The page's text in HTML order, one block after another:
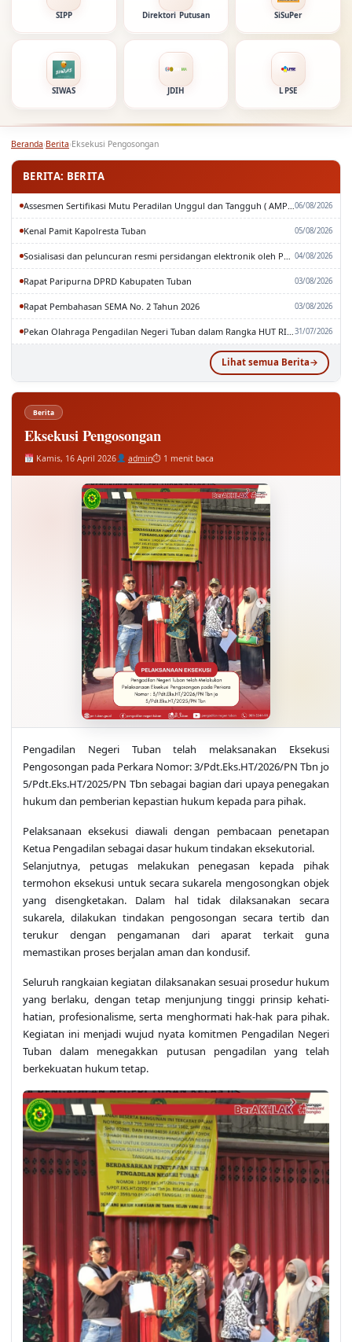
SIPP Direktori Putusan SiSuPer
SIWAS JDIH LPSE
Beranda›Berita›Eksekusi Pengosongan
BERITA: BERITA
06/08/2026
Kenal Pamit Kapolresta Tuban 05/08/2026
04/08/2026
Rapat Paripurna DPRD Kabupaten Tuban 03/08/2026
Rapat Pembahasan SEMA No. 2 Tahun 2026 03/08/2026
31/07/2026
Lihat semua Berita
Berita
Eksekusi Pengosongan
Kamis, 16 April 2026 admin⏱ 1 menit baca
Pengadilan Negeri Tuban telah melaksanakan Eksekusi
Pengosongan pada Perkara Nomor: 3/Pdt.Eks.HT/2026/PN Tbn jo
5/Pdt.Eks.HT/2025/PN Tbn sebagai bagian dari upaya penegakan
hukum dan pemberian kepastian hukum kepada para pihak.
Pelaksanaan eksekusi diawali dengan pembacaan penetapan
Ketua Pengadilan sebagai dasar hukum tindakan eksekutorial.
Selanjutnya, petugas melakukan penegasan kepada pihak
termohon eksekusi untuk secara sukarela mengosongkan objek
yang disengketakan. Dalam hal tidak dilaksanakan secara
sukarela, dilakukan tindakan pengosongan secara tertib dan
terukur dengan pengamanan dari aparat terkait guna
memastikan proses berjalan aman dan kondusif.
Seluruh rangkaian kegiatan dilaksanakan sesuai prosedur hukum
yang berlaku, dengan tetap menjunjung tinggi prinsip kehati-
hatian, profesionalisme, serta menghormati hak-hak para pihak.
Kegiatan ini menjadi wujud nyata komitmen Pengadilan Negeri
Tuban dalam menegakkan putusan pengadilan yang telah
berkekuatan hukum tetap.